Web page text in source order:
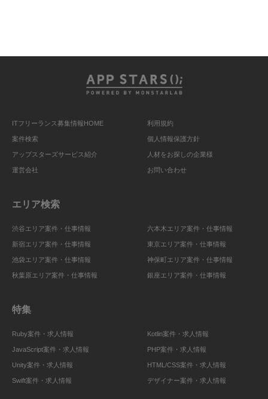
ITフリーランス募集情報HOME
案件検索
アップスターズサービス紹介
運営会社
利用規約
個人情報保護方針
人材をお探しの企業様
お問い合わせ
エリア検索
渋谷エリア案件・仕事情報
新宿エリア案件・仕事情報
池袋エリア案件・仕事情報
秋葉原エリア案件・仕事情報
六本木エリア案件・仕事情報
東京エリア案件・仕事情報
神保町エリア案件・仕事情報
銀座エリア案件・仕事情報
特集
Ruby案件・求人情報
JavaScript案件・求人情報
Unity案件・求人情報
Swift案件・求人情報
Kotlin案件・求人情報
PHP案件・求人情報
HTML/CSS案件・求人情報
デザイナー案件・求人情報